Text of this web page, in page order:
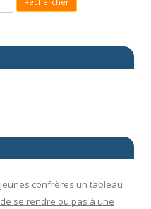
confrères un tableau
se rendre ou pas à une